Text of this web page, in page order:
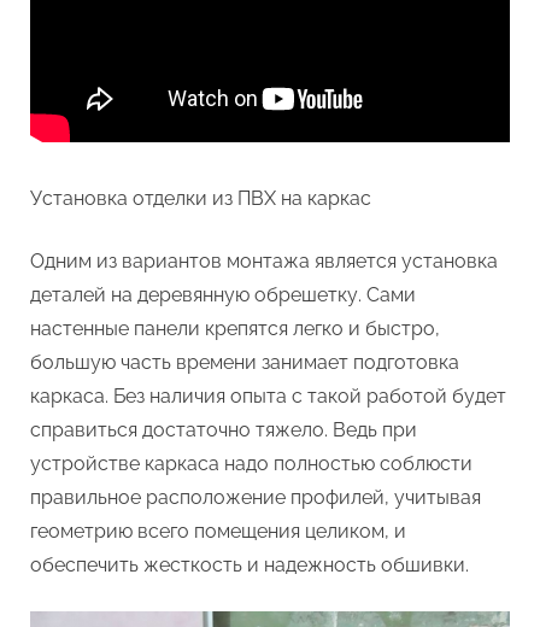
Установка отделки из ПВХ на каркас
Одним из вариантов монтажа является установка
деталей на деревянную обрешетку. Сами
настенные панели крепятся легко и быстро,
большую часть времени занимает подготовка
каркаса. Без наличия опыта с такой работой будет
справиться достаточно тяжело. Ведь при
устройстве каркаса надо полностью соблюсти
правильное расположение профилей, учитывая
геометрию всего помещения целиком, и
обеспечить жесткость и надежность обшивки.